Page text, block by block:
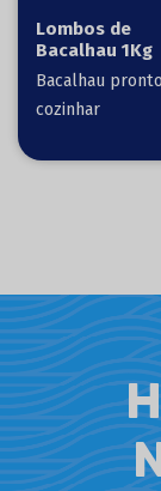
Lombos de
Bacalhau 1Kg
Bacalhau
cozinhar